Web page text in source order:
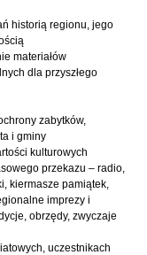
historią regionu, jego
materiałów
dla przyszłego
zabytków,
i gminy
kulturowych
przekazu – radio,
kiermasze pamiątek,
imprezy i
obrzędy, zwyczaje
uczestnikach